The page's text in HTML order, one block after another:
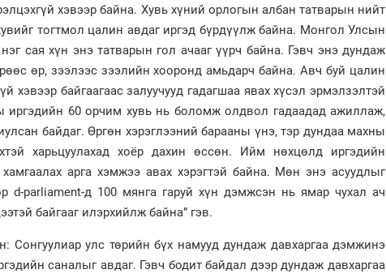
хэвээр байна. Хувь хүний орлогын албан татварын нийт
тогтмол цалин авдаг иргэд бүрдүүлж байна. Монгол Улсын
сая хүн энэ татварын гол ачааг үүрч байна. Гэвч энэ дундаж
өр, зээлээс зээлийн хооронд амьдарч байна. Авч буй цалин
хэвээр байгаагаас залуучууд гадагшаа явах хүсэл эрмэлзэлтэй
иргэдийн 60 орчим хувь нь боломж олдвол гадаадад ажиллаж,
байдаг. Өргөн хэрэглээний барааны үнэ, тэр дундаа махны
харьцуулахад хоёр дахин өссөн. Ийм нөхцөлд иргэдийн
арга хэмжээ авах хэрэгтэй байна. Мөн энэ асуудлыг
d-parliament-д 100 мянга гаруй хүн дэмжсэн нь ямар чухал ач
байгааг илэрхийлж байна” гэв.
Сонгуулиар улс төрийн бүх намууд дундаж давхаргаа дэмжинэ
саналыг авдаг. Гэвч бодит байдал дээр дундаж давхаргаа